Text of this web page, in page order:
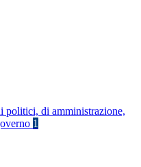
politici, di amministrazione,
1